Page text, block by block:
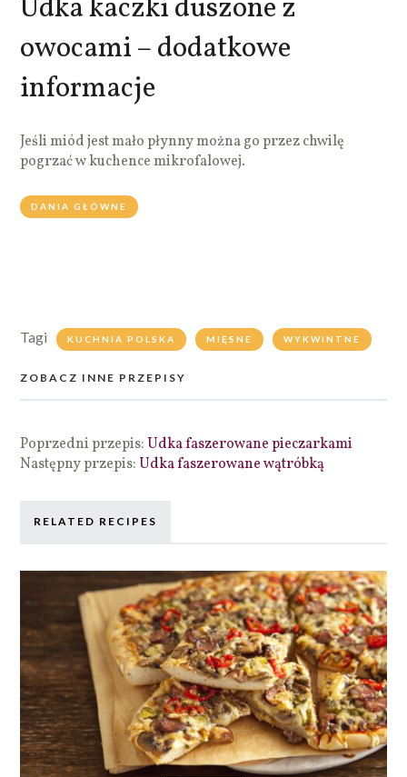
Udka kaczki duszone z
owocami – dodatkowe
informacje
Jeśli miód jest mało płynny można go przez chwilę
pogrzać w kuchence mikrofalowej.
DANIA GŁÓWNE
Tagi KUCHNIA POLSKA MIĘSNE WYKWINTNE
ZOBACZ INNE PRZEPISY
Poprzedni przepis: Udka faszerowane pieczarkami
Następny przepis: Udka faszerowane wątróbką
RELATED RECIPES